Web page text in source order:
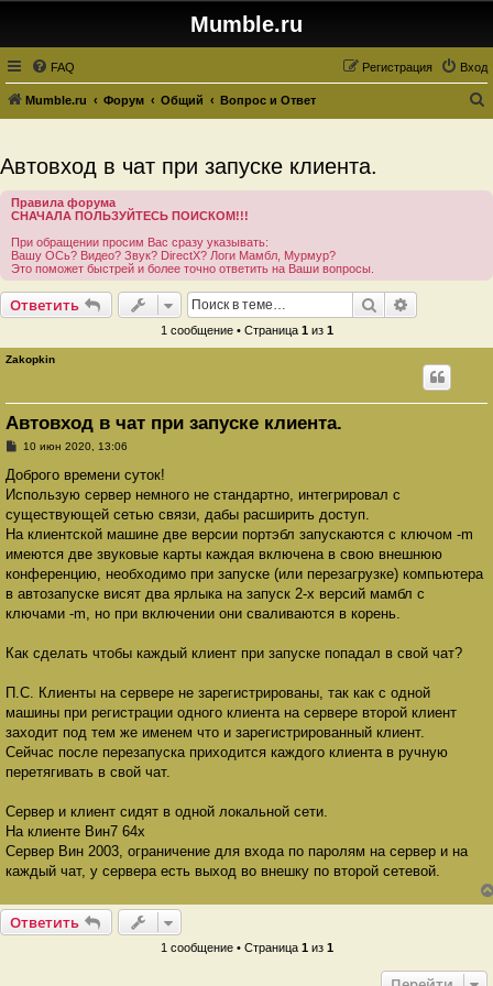
Mumble.ru
FAQ Вход
Регистрация
Mumble.ru Форум Общий Вопрос и Ответ
Автовход в чат при запуске клиента.
Правила форума
СНАЧАЛА ПОЛЬЗУЙТЕСЬ ПОИСКОМ!!!
При обращении просим Вас сразу указывать:
Вашу ОСь? Видео? Звук? DirectX? Логи Мамбл, Мурмур?
Это поможет быстрей и более точно ответить на Ваши вопросы.
Ответить Поиск
1 сообщение • Страница 1из 1
Zakopkin
Автовход в чат при запуске клиента.
С
о
щ
е
и
е
10 июн 2020, 13:06
Доброго времени суток!
Использую сервер немного не стандартно, интегрировал с
существующей сетью связи, дабы расширить доступ.
На клиентской машине две версии портэбл запускаются с ключом -m
имеются две звуковые карты каждая включена в свою внешнюю
конференцию, необходимо при запуске (или перезагрузке) компьютера
в автозапуске висят два ярлыка на запуск 2-х версий мамбл с
ключами -m, но при включении они сваливаются в корень.
Как сделать чтобы каждый клиент при запуске попадал в свой чат?
П.С. Клиенты на сервере не зарегистрированы, так как с одной
машины при регистрации одного клиента на сервере второй клиент
заходит под тем же именем что и зарегистрированный клиент.
Сейчас после перезапуска приходится каждого клиента в ручную
перетягивать в свой чат.
Сервер и клиент сидят в одной локальной сети.
На клиенте Вин7 64х
Сервер Вин 2003, ограничение для входа по паролям на сервер и на
каждый чат, у сервера есть выход во внешку по второй сетевой.
Ответить
1 сообщение • Страница 1из 1